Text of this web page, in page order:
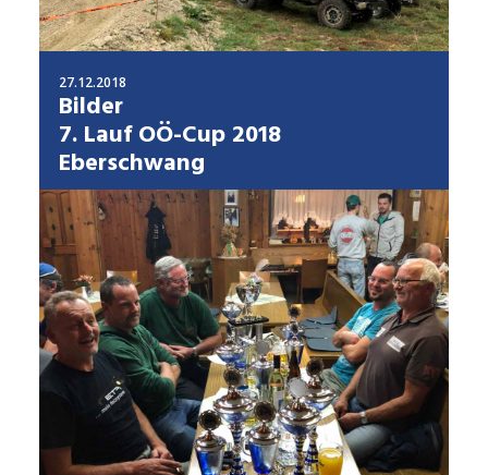
27.12.2018
Bilder
7. Lauf OÖ-Cup 2018
Eberschwang